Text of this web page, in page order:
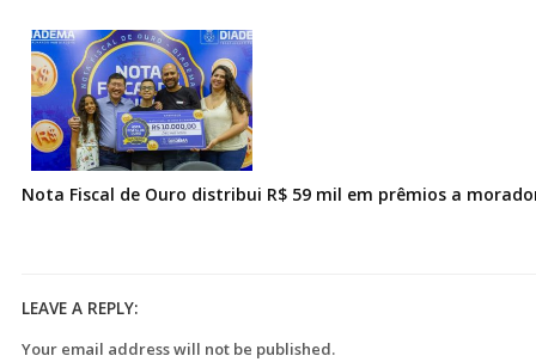
Nota Fiscal de Ouro distribui R$ 59 mil em prêmios a
LEAVE A REPLY:
Your email address will not be published.